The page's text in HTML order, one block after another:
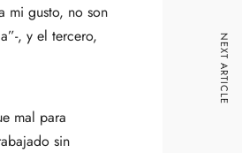
mi gusto, no son
, y el tercero,
mal para
sin
NEXT ARTICLE